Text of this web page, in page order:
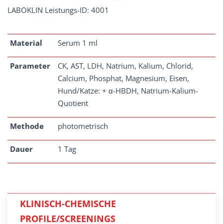
LABOKLIN Leistungs-ID: 4001
Material Serum 1 ml
Parameter
CK, AST, LDH, Natrium, Kalium, Chlorid,
Calcium, Phosphat, Magnesium, Eisen,
Hund/Katze: + α-HBDH, Natrium-Kalium-
Quotient
Methode photometrisch
Dauer 1 Tag
KLINISCH-CHEMISCHE
PROFILE/SCREENINGS